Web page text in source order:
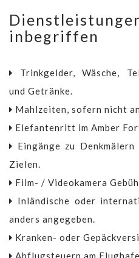
inbegriffen
Trinkgelder, Wäsche,
und Getränke.
Mahlzeiten, sofern nicht
Elefantenritt im Amber
Eingänge zu Denkmälern
Zielen.
Film- / Videokamera
Inländische oder
anders angegeben.
Kranken- oder
Abflugsteuern am